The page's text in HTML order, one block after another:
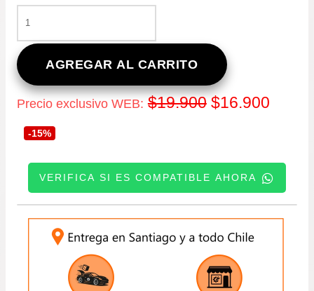
CIGUEÑAL
PARA
CHEVROLET
SPARK
GT
1.2
2010
2023
CANTIDAD
AGREGAR AL CARRITO
Precio exclusivo WEB: $19.900 El
original
era:
$19.900.
$16.900El
actual
es:
-15%
VERIFICA SI ES COMPATIBLE AHORA